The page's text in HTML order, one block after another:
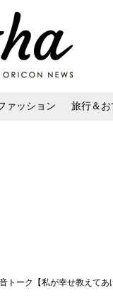
ァッション 旅行＆お
ーク【私が幸せ教えてあ